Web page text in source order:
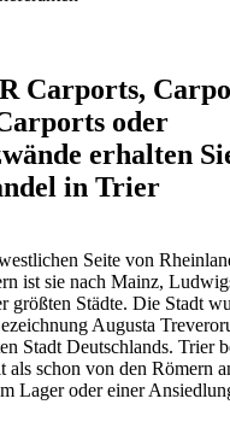
Carports,
oder
erhalten
in Trier
Seite von
ist sie nach Mainz,
größten Städte. Die Stadt
Augusta
Stadt Deutschlands. Trier
als schon von den Römern
Lager oder einer